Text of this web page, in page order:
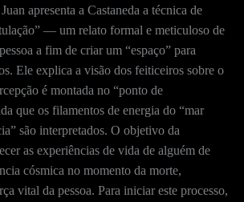
apresenta a Castaneda a técnica de
— um relato formal e meticuloso de
a fim de criar um “espaço” para
Ele explica a visão dos feiticeiros sobre o
é montada no “ponto de
que os filamentos de energia do “mar
são interpretados. O objetivo da
as experiências de vida de alguém de
cósmica no momento da morte,
vital da pessoa. Para iniciar este processo,